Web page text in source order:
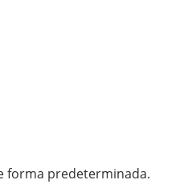
forma predeterminada.